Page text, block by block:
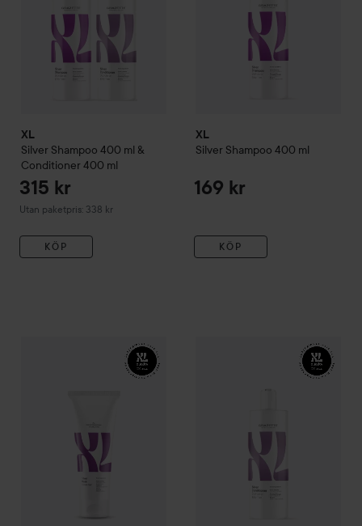
XL
Silver Shampoo 400 ml &
Conditioner 400 ml
315 kr
Utan paketpris: 338 kr
KÖP
XL
Silver Shampoo 400 ml
169 kr
KÖP
250 mlEn svart bakgrund med en vit logga
Conditioner400 ml